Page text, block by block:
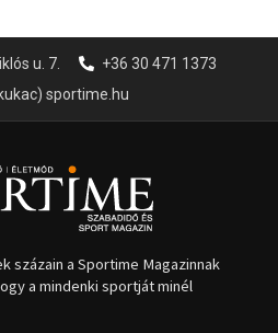
u. 7.
+36 30 471 1373
sportime.hu
százain a Sportime Magazinnak
a mindenki sportját minél